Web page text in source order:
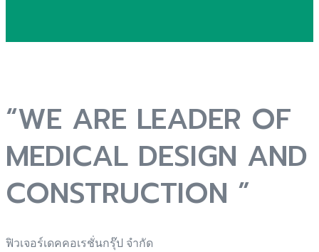
“WE ARE LEADER OF
MEDICAL DESIGN AND
CONSTRUCTION ”
ฟิวเจอร์เดคคอเรชั่นกรุ๊ป จำกัด